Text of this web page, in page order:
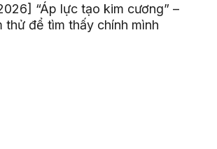
“Áp lực tạo kim cương” –
thử để tìm thấy chính mình